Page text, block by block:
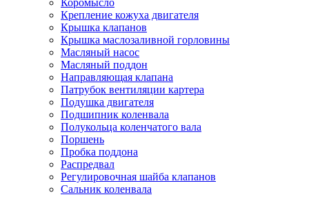
Коромысло
Крепление кожуха двигателя
Крышка клапанов
Крышка маслозаливной горловины
Масляный насос
Масляный поддон
Направляющая клапана
Патрубок вентиляции картера
Подушка двигателя
Подшипник коленвала
Полукольца коленчатого вала
Поршень
Пробка поддона
Распредвал
Регулировочная шайба клапанов
Сальник коленвала